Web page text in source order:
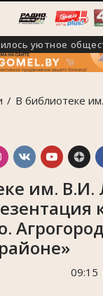
уютное
В библиотеке
им. В.И.
09:15